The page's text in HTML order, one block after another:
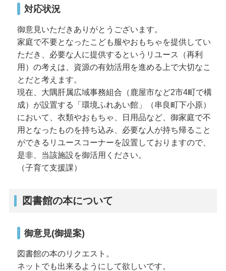
対応状況
御意見いただきありがとうございます。
家庭で不要となったこども服やおもちゃを提供してい
ただき、必要な人に提供するというリユース（再利
用）の考えは、資源の有効活用を進める上で大切なこ
とだと考えます。
現在、大隅肝属広域事務組合（鹿屋市など2市4町で構
成）が設置する「環境ふれあい館」（串良町下小原）
において、衣類やおもちゃ、日用品など、御家庭で不
用となったものを持ち込み、必要な人が持ち帰ること
ができるリユースコーナーを設置しておりますので、
是非、当該施設を御活用ください。
（子育て支援課）
図書館の本について
御意見(御提案)
図書館の本のリクエスト。
ネットでも出来るようにして欲しいです。